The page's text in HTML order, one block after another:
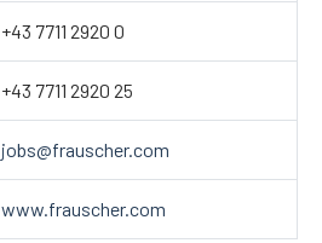
+43 7711 2920 0
+43 7711 2920 25
jobs@frauscher.com
www.frauscher.com